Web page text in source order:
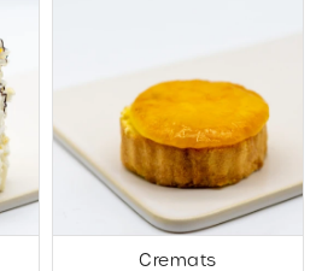
Cremats